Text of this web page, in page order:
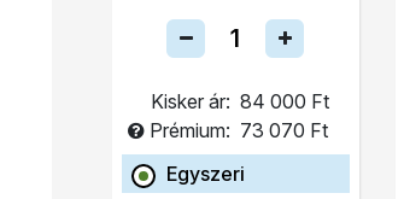
Kisker ár: 84 000 Ft
Prémium: 73 070 Ft
Egyszeri